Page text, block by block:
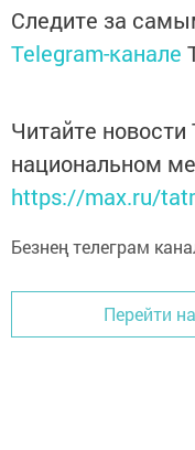
Следите за
Telegram-канале
Читайте новости
национальном
https://max.ru/
Безнең телеграм
Перейти